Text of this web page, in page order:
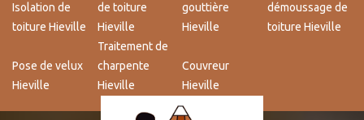
Isolation de
toiture Hieville
de toiture
Hieville
gouttière
Hieville
démoussage de
toiture Hieville
Pose de velux
Hieville
Traitement de
charpente
Hieville
Couvreur
Hieville